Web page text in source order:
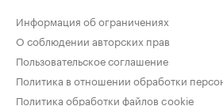
Информация об ограничениях
О соблюдении авторских прав
Пользовательское соглашение
Политика в отношении обработки
Политика обработки файлов cookie